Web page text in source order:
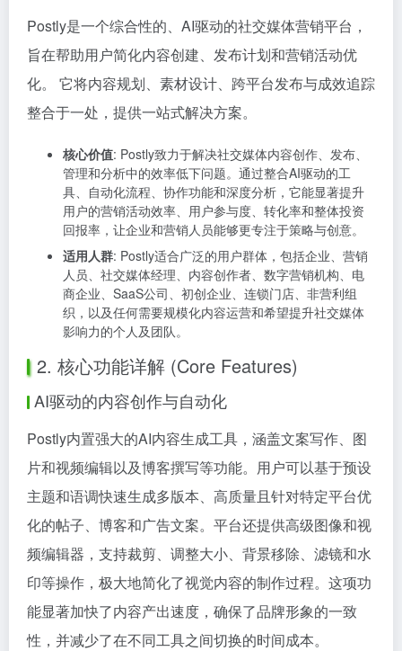
Postly是一个综合性的、AI驱动的社交媒体营销平台，
旨在帮助用户简化内容创建、发布计划和营销活动优
化。 它将内容规划、素材设计、跨平台发布与成效追踪
整合于一处，提供一站式解决方案。
核心价值: Postly致力于解决社交媒体内容创作、发布、
管理和分析中的效率低下问题。通过整合AI驱动的工
具、自动化流程、协作功能和深度分析，它能显著提升
用户的营销活动效率、用户参与度、转化率和整体投资
回报率，让企业和营销人员能够更专注于策略与创意。
适用人群: Postly适合广泛的用户群体，包括企业、营销
人员、社交媒体经理、内容创作者、数字营销机构、电
商企业、SaaS公司、初创企业、连锁门店、非营利组
织，以及任何需要规模化内容运营和希望提升社交媒体
影响力的个人及团队。
2. 核心功能详解 (Core Features)
AI驱动的内容创作与自动化
Postly内置强大的AI内容生成工具，涵盖文案写作、图
片和视频编辑以及博客撰写等功能。用户可以基于预设
主题和语调快速生成多版本、高质量且针对特定平台优
化的帖子、博客和广告文案。平台还提供高级图像和视
频编辑器，支持裁剪、调整大小、背景移除、滤镜和水
印等操作，极大地简化了视觉内容的制作过程。这项功
能显著加快了内容产出速度，确保了品牌形象的一致
性，并减少了在不同工具之间切换的时间成本。